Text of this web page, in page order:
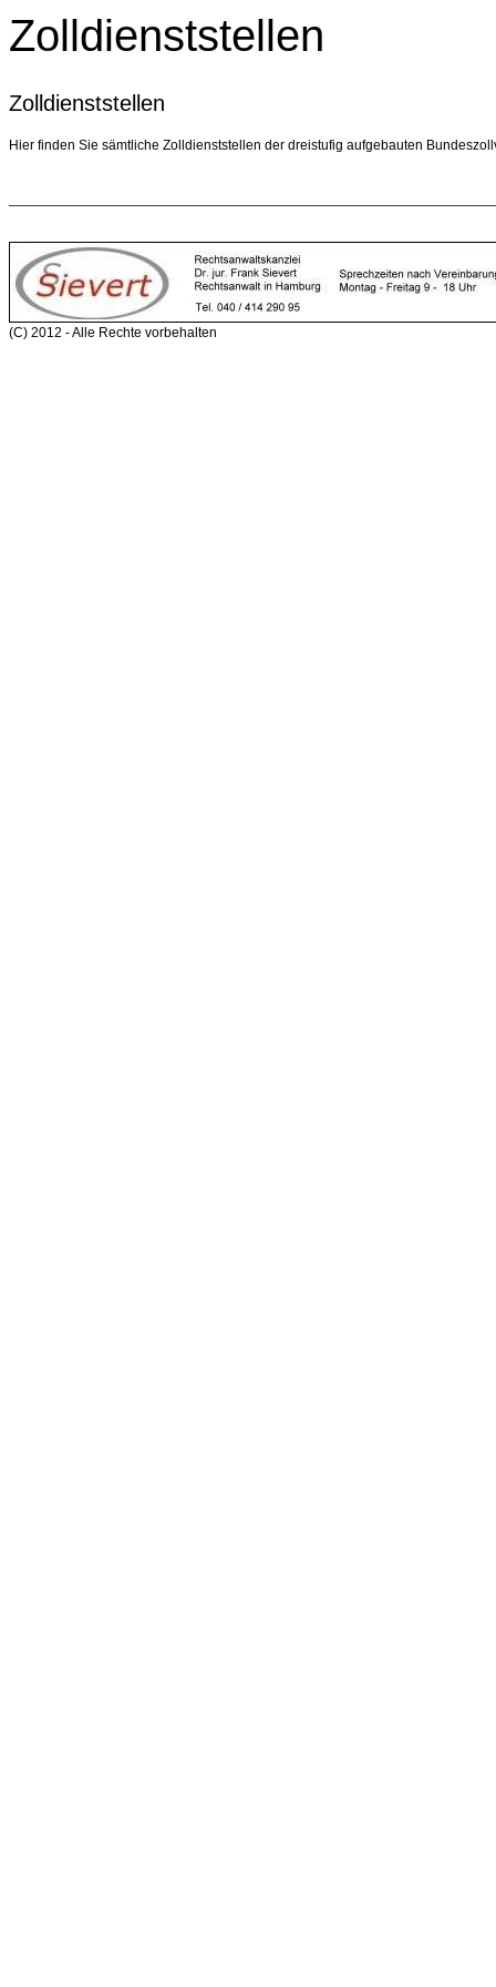
Zolldienststellen
Zolldienststellen
Hier finden Sie sämtliche Zolldienststellen der dreistufig aufgebauten
(C) 2012 - Alle Rechte vorbehalten